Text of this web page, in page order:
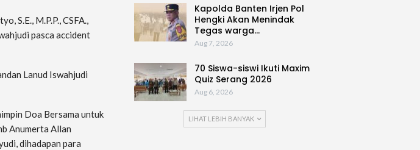
S.E., M.P.P., CSFA.,
pasca accident
Lanud Iswahjudi
Doa Bersama untuk
Anumerta Allan
dihadapan para
Kapolda Banten Irjen Pol
Hengki Akan Menindak
Tegas warga…
Aug 7, 2026
70 Siswa-siswi Ikuti Maxim
Quiz Serang 2026
Aug 6, 2026
LIHAT LEBIH BANYAK